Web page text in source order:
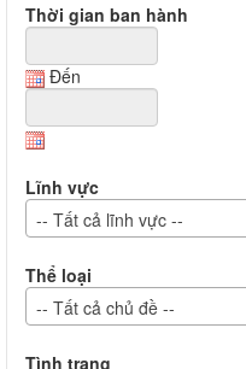
Thời gian ban hành
Đến
Lĩnh vực
-- Tất cả lĩnh vực --
Thể loại
-- Tất cả chủ đề --
Tình trạng